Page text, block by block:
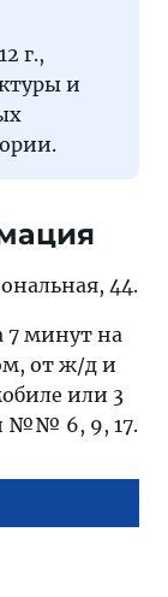
г.,
и
44.
7 минут на
от ж/д и
или 3
№№ 6, 9, 17.